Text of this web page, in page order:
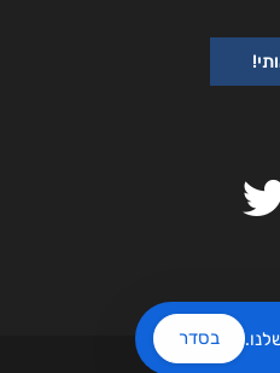
בסדר